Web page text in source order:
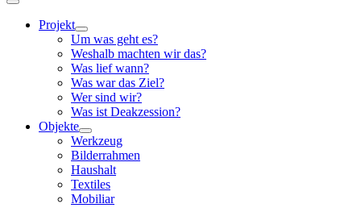
Toggle
Navigation
Projekt
Um was geht es?
Weshalb machten wir das?
Was lief wann?
Was war das Ziel?
Wer sind wir?
Was ist Deakzession?
Objekte
Werkzeug
Bilderrahmen
Haushalt
Textiles
Mobiliar